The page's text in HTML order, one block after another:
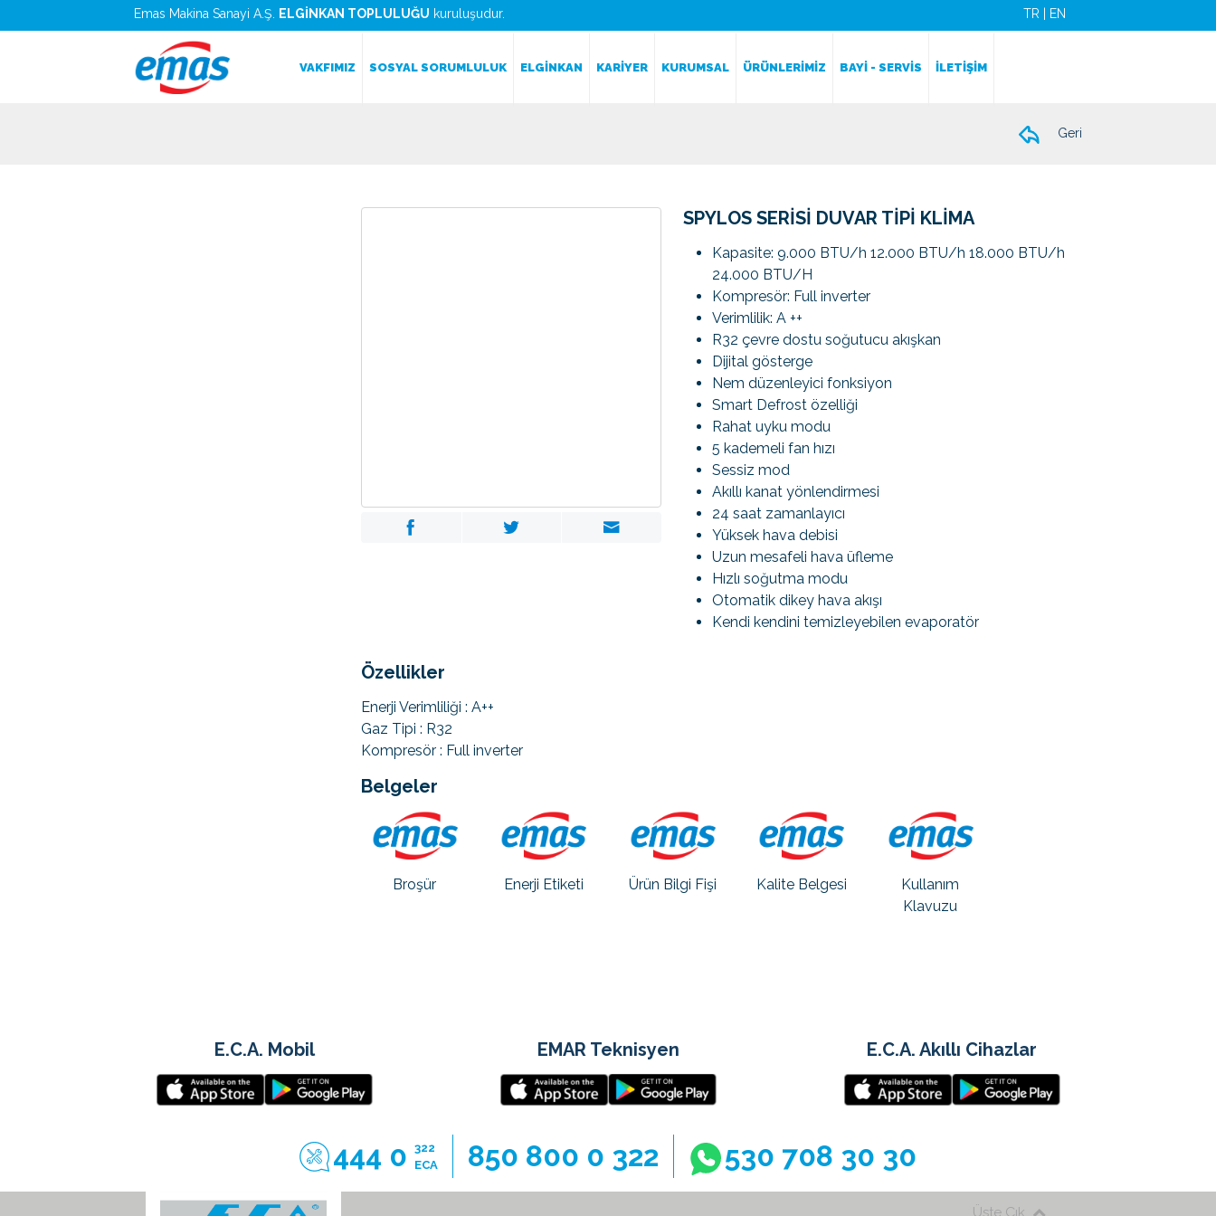
Emas Makina Sanayi A.Ş. ELGİNKAN TOPLULUĞU kuruluşudur. TR EN
VAKFIMIZ SOSYAL SORUMLULUK ELGİNKAN KARİYER KURUMSAL ÜRÜNLERİMİZ BAYİ - SERVİS İLETİŞİM
Geri
SPYLOS SERİSİ DUVAR TİPİ KLİMA
Kapasite: 9.000 BTU/h 12.000 BTU/h 18.000 BTU/h
24.000 BTU/H
Kompresör: Full inverter
Verimlilik: A ++
R32 çevre dostu soğutucu akışkan
Dijital gösterge
Nem düzenleyici fonksiyon
Smart Defrost özelliği
Rahat uyku modu
5 kademeli fan hızı
Sessiz mod
Akıllı kanat yönlendirmesi
24 saat zamanlayıcı
Yüksek hava debisi
Uzun mesafeli hava üfleme
Hızlı soğutma modu
Otomatik dikey hava akışı
Kendi kendini temizleyebilen evaporatör
Özellikler
Enerji Verimliliği : A++
Gaz Tipi : R32
Kompresör : Full inverter
Belgeler
Broşür Enerji Etiketi Ürün Bilgi Fişi Kalite Belgesi
Kullanım
Klavuzu
E.C.A. Mobil EMAR Teknisyen E.C.A. Akıllı Cihazlar
444 0 322
ECA
850 800 0 322 530 708 30 30
Üste Çık